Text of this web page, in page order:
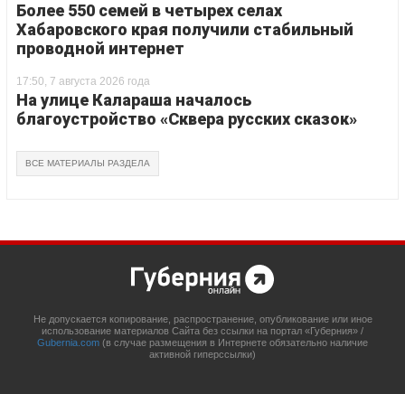
Более 550 семей в четырех селах
Хабаровского края получили стабильный
проводной интернет
17:50, 7 августа 2026 года
На улице Калараша началось
благоустройство «Сквера русских сказок»
ВСЕ МАТЕРИАЛЫ РАЗДЕЛА
Не допускается копирование, распространение, опубликование или иное
использование материалов Сайта без ссылки на портал «Губерния» /
Gubernia.com (в случае размещения в Интернете обязательно наличие
активной гиперссылки)